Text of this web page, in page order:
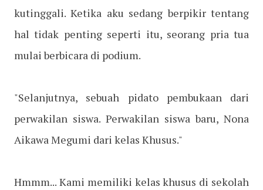
kutinggali. Ketika aku sedang berpikir tentang
hal tidak penting seperti itu, seorang pria tua
mulai berbicara di podium.
"Selanjutnya, sebuah pidato pembukaan dari
perwakilan siswa. Perwakilan siswa baru, Nona
Aikawa Megumi dari kelas Khusus."
Hmmm... Kami memiliki kelas khusus di sekolah